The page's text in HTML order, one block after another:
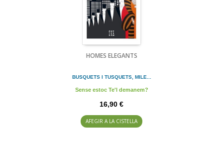
HOMES ELEGANTS
BUSQUETS I TUSQUETS, MILE...
Sense estoc Te'l demanem?
16,90 €
AFEGIR A LA CISTELLA